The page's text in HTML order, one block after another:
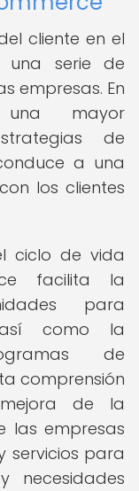
cliente en el
una serie de
empresas. En
mayor
de
a una
los clientes
ciclo de vida
facilita la
para
así como la
de
comprensión
de la
las empresas
servicios para
necesidades